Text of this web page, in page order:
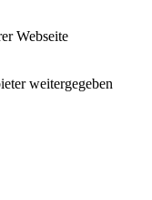
Webseite
weitergegeben